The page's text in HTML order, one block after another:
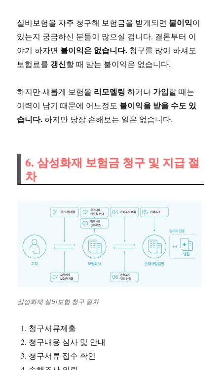
실비보험을 자주 청구해 보험금을 받게되면 불이익이
있는지 궁금하신 분들이 많으실 겁니다. 결론부터 이
야기 하자면 불이익은 없습니다. 청구를 많이 하셔도
보험료를 갱신할 때 받는 불이익은 없습니다.
하지만 새롭게 보험을 리모델링 하거나 가입할 때는
이력이 남기 때문에 어느정도 불이익을 받을 수도 있
습니다.하지만 당장 손해보는 일은 없습니다.
6. 삼성화재 보험금 청구 및 지급 절
차
삼성화재 실비보험 청구 절차
청구서류제출
청구내용 심사 및 안내
청구서류 접수 확인